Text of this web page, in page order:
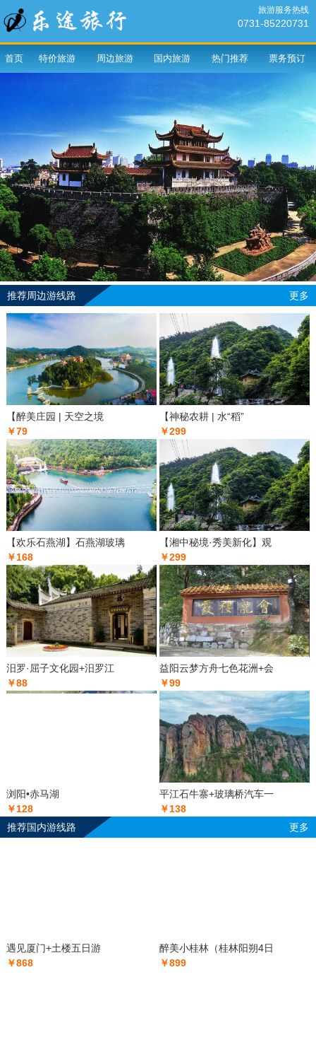
旅游服务热线
0731-85220731
首页 特价旅游 周边旅游 国内旅游 热门推荐 票务预订
推荐周边游线路 更多
【醉美庄园 | 天空之境
￥79
【神秘农耕 | 水“稻”
￥299
【欢乐石燕湖】石燕湖玻璃
￥168
【湘中秘境·秀美新化】观
￥299
汨罗·屈子文化园+汨罗江
￥88
益阳云梦方舟七色花洲+会
￥99
浏阳•赤马湖
￥128
平江石牛寨+玻璃桥汽车一
￥138
推荐国内游线路
更多
遇见厦门+土楼五日游
￥868
醉美小桂林（桂林阳朔4日
￥899